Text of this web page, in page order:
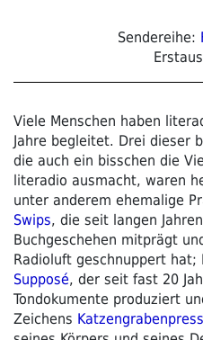
Sendereihe:
Viele Menschen haben
Jahre begleitet. Drei dieser
die auch ein bisschen die
literadio ausmacht, waren
unter anderem ehemalige
Swips, die seit langen
Buchgeschehen mitprägt
Radioluft geschnuppert hat;
Supposé, der seit fast 20
Tondokumente produziert
Zeichens